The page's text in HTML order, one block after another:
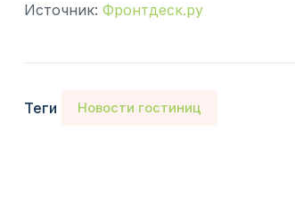
Источник: Фронтдеск.ру
Теги Новости гостиниц